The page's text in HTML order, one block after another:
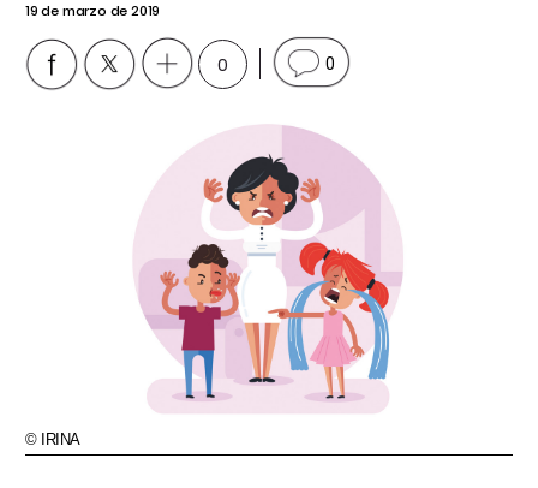
19 de marzo de 2019
0 0
© IRINA